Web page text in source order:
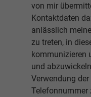
von mir
Kontaktdaten
anlässlich
zu treten, in
kommunizieren
und
Verwendung
Telefonnummer